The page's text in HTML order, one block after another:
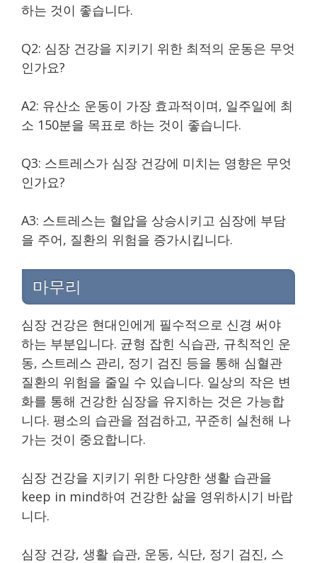
하는 것이 좋습니다.
Q2: 심장 건강을 지키기 위한 최적의 운동은 무엇
인가요?
A2: 유산소 운동이 가장 효과적이며, 일주일에 최
소 150분을 목표로 하는 것이 좋습니다.
Q3: 스트레스가 심장 건강에 미치는 영향은 무엇
인가요?
A3: 스트레스는 혈압을 상승시키고 심장에 부담
을 주어, 질환의 위험을 증가시킵니다.
마무리
심장 건강은 현대인에게 필수적으로 신경 써야
하는 부분입니다. 균형 잡힌 식습관, 규칙적인 운
동, 스트레스 관리, 정기 검진 등을 통해 심혈관
질환의 위험을 줄일 수 있습니다. 일상의 작은 변
화를 통해 건강한 심장을 유지하는 것은 가능합
니다. 평소의 습관을 점검하고, 꾸준히 실천해 나
가는 것이 중요합니다.
심장 건강을 지키기 위한 다양한 생활 습관을
keep in mind하여 건강한 삶을 영위하시기 바랍
니다.
심장 건강, 생활 습관, 운동, 식단, 정기 검진, 스